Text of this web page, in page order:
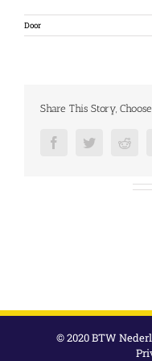
Door
Share This Story,
FacebookTwitter
© 2020 BTW